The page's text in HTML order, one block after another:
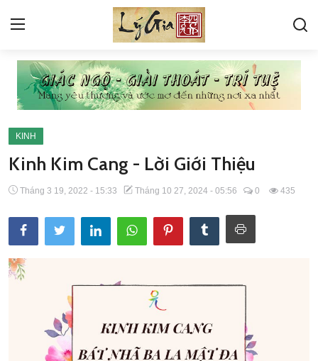
VỀ LÝ GIA
PHIÊN BẢN ĐANG DEMO
THƯ VIỆN ẢNH
TÁC PHẨM LÝ TỨ
BÀI VIẾT LÝ TỨ
TIN TỨC SỰ KIỆN
LÝ TỨ HỎI ĐÁP
KINH
Kinh Kim Cang - Lời Giới Thiệu
Tháng 3 19, 2022 - 15:33 Tháng 10 27, 2024 - 05:56 0 435